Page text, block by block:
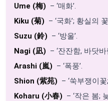
Ume (梅) – ‘매화’.
Kiku (菊) – ‘국화’; 황실의 꽃.
Suzu (鈴) – ‘방울’.
Nagi (凪) – ‘잔잔함, 바닷바
Arashi (嵐) – ‘폭풍’.
Shion (紫苑) – ‘쑥부쟁이꽃
Koharu (小春) – ‘작은 봄;